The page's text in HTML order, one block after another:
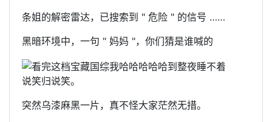
条姐的解密雷达，已搜索到 " 危险 " 的信号 ……
黑暗环境中，一句 " 妈妈 "，你们猜是谁喊的
说笑归说笑。
突然乌漆麻黑一片，真不怪大家茫然无措。